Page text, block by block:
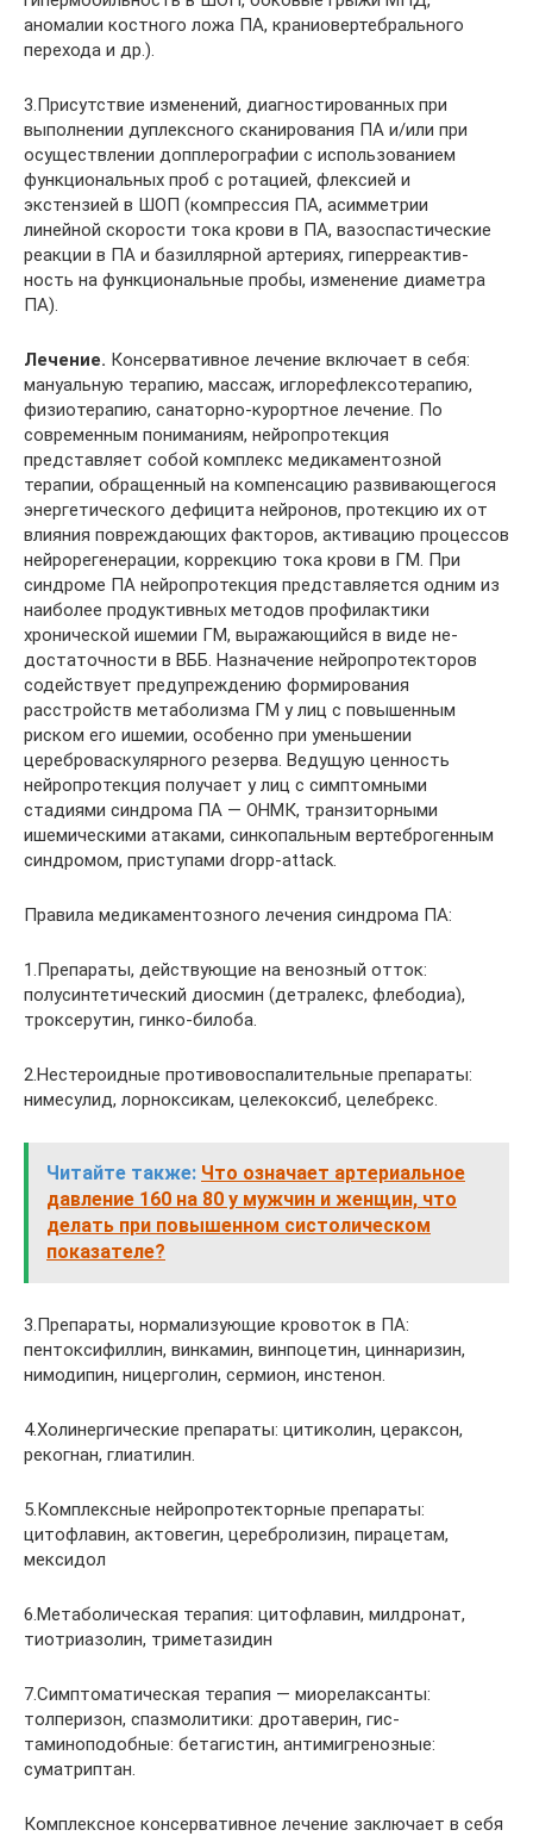
аномалии костного ложа ПА, краниовертебрального
перехода и др.).
3.Присутствие изменений, диагностированных при
выполнении дуплексного сканирования ПА и/или при
осуществлении допплерографии с использованием
функциональных проб с ротацией, флексией и
экстензией в ШОП (компрессия ПА, асимметрии
линейной скорости тока крови в ПА, вазоспастические
реакции в ПА и базиллярной артериях, гиперреактив­
ность на функциональные пробы, изменение диаметра
ПА).
Лечение. Консервативное лечение включает в себя:
мануальную терапию, массаж, иглорефлексотерапию,
физиотерапию, санаторно-курортное лечение. По
современным пониманиям, нейропротекция
представляет собой комплекс медикаментозной
терапии, об­ращенный на компенсацию развивающегося
энергетического дефицита нейронов, протекцию их от
влияния повреждающих факторов, активацию процессов
нейрорегенерации, коррек­цию тока крови в ГМ. При
синдроме ПА нейропротекция представляется одним из
наиболее продуктивных методов профилактики
хронической ишемии ГМ, выражающийся в виде не­
достаточности в ВББ. Назначение нейропротекторов
содействует предупреждению фор­мирования
расстройств метаболизма ГМ у лиц с повышенным
риском его ишемии, особенно при уменьшении
цереброваскулярного резерва. Ведущую ценность
нейропротекция получа­ет у лиц с симптомными
стадиями синдрома ПА — ОНМК, транзиторными
ишемическими атаками, синкопальным вертеброгенным
синдромом, приступами dropp-attack.
Правила медикаментозного лечения синдрома ПА:
1.Препараты, действующие на венозный отток:
полусинтетический диосмин (детралекс, флебодиа),
троксерутин, гинко-билоба.
2.Нестероидные противовоспалительные препараты:
нимесулид, лорноксикам, целекоксиб, целебрекс.
Читайте также: Что означает артериальное
давление 160 на 80 у мужчин и женщин, что
делать при повышенном систолическом
показателе?
3.Препараты, нормализующие кровоток в ПА:
пентоксифиллин, винкамин, винпоцетин, циннаризин,
нимодипин, ницерголин, cермион, инстенон.
4.Холинергические препараты: цитиколин, цераксон,
рекогнан, глиатилин.
5.Комплексные нейропротекторные препараты:
цитофлавин, актовегин, церебролизин, пир­ацетам,
мексидол
6.Метаболическая терапия: цитофлавин, милдронат,
тиотриазолин, триметазидин
7.Симптоматическая терапия — миорелаксанты:
толперизон, спазмолитики: дротаверин, гис­
таминоподобные: бетагистин, антимигренозные:
суматриптан.
Комплексное консервативное лечение заключает в себя